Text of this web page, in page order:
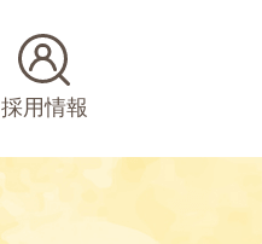
採用情報